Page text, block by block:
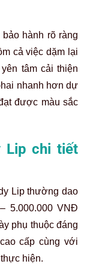
hành rõ ràng
cả việc dặm lại
tâm cải thiện
nhanh hơn dự
được màu sắc
Lip chi tiết
Lip thường dao
5.000.000 VNĐ
phụ thuộc đáng
cấp cùng với
hiện.